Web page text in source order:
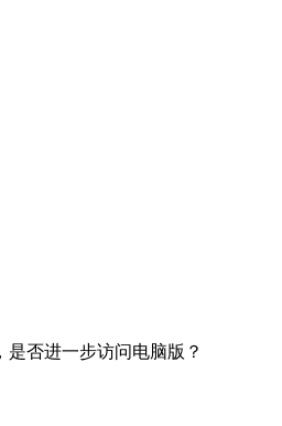
否进一步访问电脑版？